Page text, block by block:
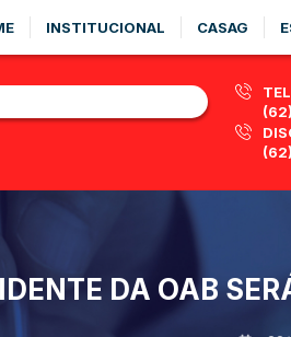
INSTITUCIONAL CASAG
DA OAB